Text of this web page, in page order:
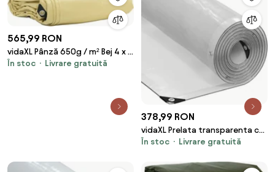
565,99 RON
vidaXL Pânză 650g / m² Bej 4 x 5
m Pânză cu acoperire PVC
În stoc Livrare gratuită
378,99 RON
vidaXL Prelata transparenta cu
ochiuri 4x12 m polietilena
În stoc Livrare gratuită